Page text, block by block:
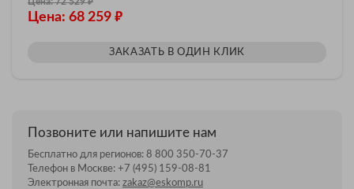
Цена: 68 259 ₽
ЗАКАЗАТЬ В ОДИН КЛИК
Позвоните или напишите нам
Бесплатно для регионов: 8 800 350-70-37
Телефон в Москве: +7 (495) 159-08-81
Электронная почта: zakaz@eskomp.ru